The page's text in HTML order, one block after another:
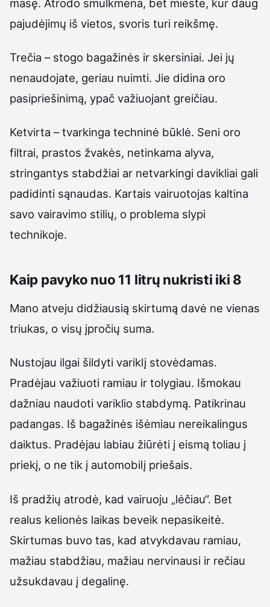
masę. Atrodo smulkmena, bet mieste, kur daug
pajudėjimų iš vietos, svoris turi reikšmę.
Trečia – stogo bagažinės ir skersiniai. Jei jų
nenaudojate, geriau nuimti. Jie didina oro
pasipriešinimą, ypač važiuojant greičiau.
Ketvirta – tvarkinga techninė būklė. Seni oro
filtrai, prastos žvakės, netinkama alyva,
stringantys stabdžiai ar netvarkingi davikliai gali
padidinti sąnaudas. Kartais vairuotojas kaltina
savo vairavimo stilių, o problema slypi
technikoje.
Kaip pavyko nuo 11 litrų nukristi iki 8
Mano atveju didžiausią skirtumą davė ne vienas
triukas, o visų įpročių suma.
Nustojau ilgai šildyti variklį stovėdamas.
Pradėjau važiuoti ramiau ir tolygiau. Išmokau
dažniau naudoti variklio stabdymą. Patikrinau
padangas. Iš bagažinės išėmiau nereikalingus
daiktus. Pradėjau labiau žiūrėti į eismą toliau į
priekį, o ne tik į automobilį priešais.
Iš pradžių atrodė, kad vairuoju „lėčiau“. Bet
realus kelionės laikas beveik nepasikeitė.
Skirtumas buvo tas, kad atvykdavau ramiau,
mažiau stabdžiau, mažiau nervinausi ir rečiau
užsukdavau į degalinę.